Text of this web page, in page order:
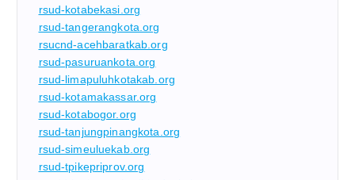
rsud-kotabekasi.org
rsud-tangerangkota.org
rsucnd-acehbaratkab.org
rsud-pasuruankota.org
rsud-limapuluhkotakab.org
rsud-kotamakassar.org
rsud-kotabogor.org
rsud-tanjungpinangkota.org
rsud-simeuluekab.org
rsud-tpikepriprov.org